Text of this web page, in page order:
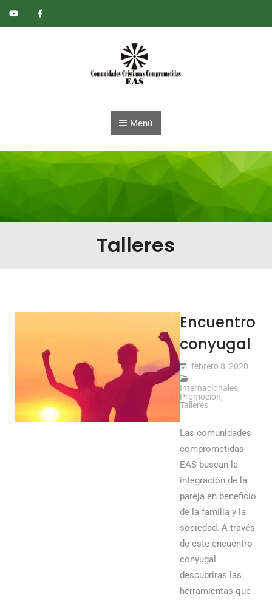
Saltar al contenido
Menú
Talleres
Encuentro
conyugal
febrero 8, 2020
Internacionales,
Promoción,
Talleres
Las comunidades
comprometidas
EAS buscan la
integración de la
pareja en beneficio
de la familia y la
sociedad. A través
de este encuentro
conyugal
descubriras las
herramientas que